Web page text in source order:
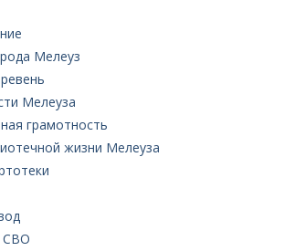
Мелеуз
Мелеуза
грамотность
жизни Мелеуза
СВО